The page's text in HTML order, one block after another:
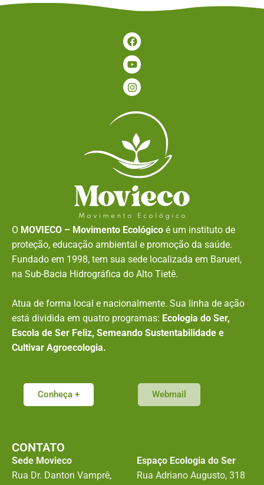
O MOVIECO – Movimento Ecológico é um instituto de
proteção, educação ambiental e promoção da saúde.
Fundado em 1998, tem sua sede localizada em Barueri,
na Sub-Bacia Hidrográfica do Alto Tietê.
Atua de forma local e nacionalmente. Sua linha de ação
está dividida em quatro programas: Ecologia do Ser,
Escola de Ser Feliz, Semeando Sustentabilidade e
Cultivar Agroecologia.
Conheça + Webmail
CONTATO
Sede Movieco
Rua Dr. Danton Vamprê,
Espaço Ecologia do Ser
Rua Adriano Augusto, 318